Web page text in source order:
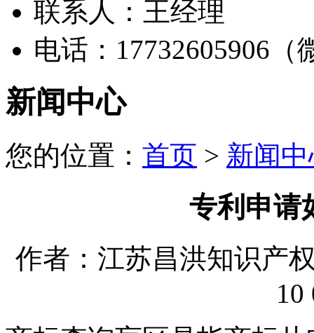
联系人：王经理
电话：17732605906（
新闻中心
您的位置： 首页 > 新闻
专利申请
作者：江苏昌洪知识产
10